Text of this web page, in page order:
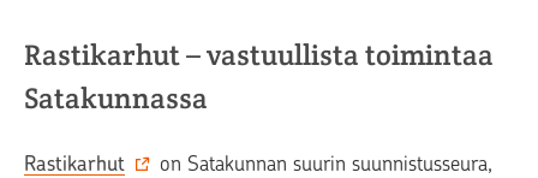
Rastikarhut – vastuullista toimintaa
Satakunnassa
Rastikarhut on Satakunnan suurin suunnistusseura,